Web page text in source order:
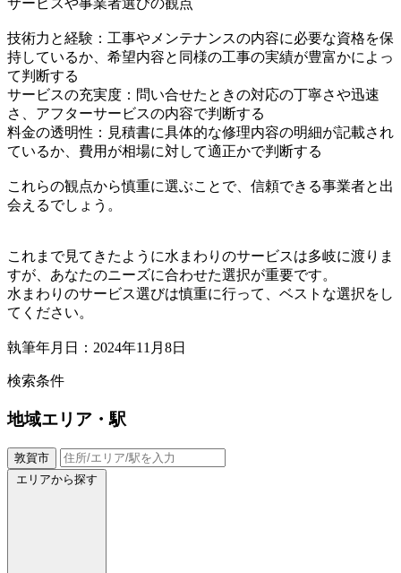
技術力と経験：工事やメンテナンスの内容に必要な資格を保
持しているか、希望内容と同様の工事の実績が豊富かによっ
て判断する
サービスの充実度：問い合せたときの対応の丁寧さや迅速
さ、アフターサービスの内容で判断する
料金の透明性：見積書に具体的な修理内容の明細が記載され
ているか、費用が相場に対して適正かで判断する
これらの観点から慎重に選ぶことで、信頼できる事業者と出
会えるでしょう。
これまで見てきたように水まわりのサービスは多岐に渡りま
すが、あなたのニーズに合わせた選択が重要です。
水まわりのサービス選びは慎重に行って、ベストな選択をし
てください。
執筆年月日：2024年11月8日
検索条件
地域エリア・駅
敦賀市
エリアから探す